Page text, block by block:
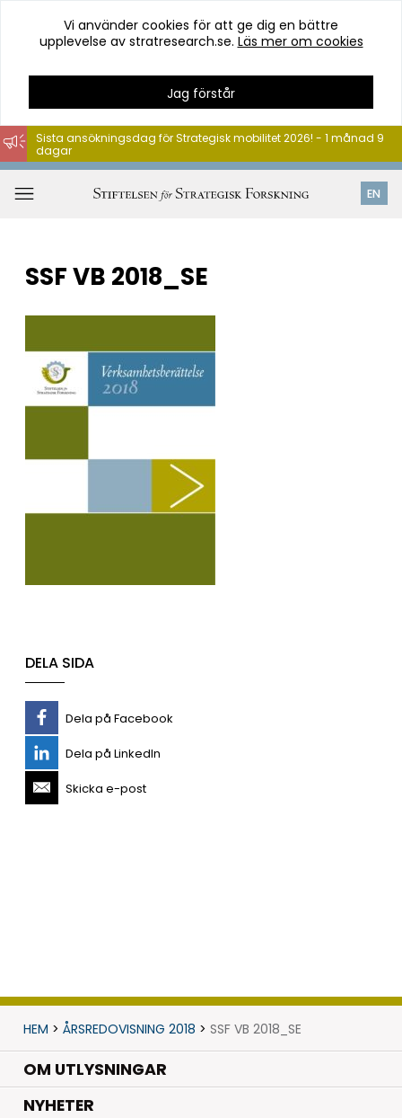
Hoppa
till
innehåll
Vi använder cookies för att ge dig en bättre
upplevelse av stratresearch.se. Läs mer om cookies
Jag förstår
EN
Sista ansökningsdag för Strategisk mobilitet 2026! - 1 månad 9
dagar
SSF VB 2018_SE
DELA SIDA
Dela på Facebook
Dela på LinkedIn
Skicka e-post
HEM > ÅRSREDOVISNING 2018 > SSF VB 2018_SE
OM UTLYSNINGAR
NYHETER.